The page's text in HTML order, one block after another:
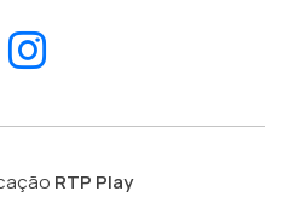
Facebook
RTP Play